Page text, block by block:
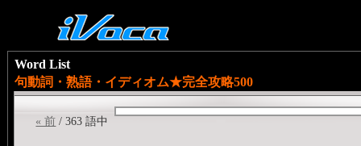
Word List
句動詞・熟語・イディオム★完全攻略500
« 前 / 363 語中